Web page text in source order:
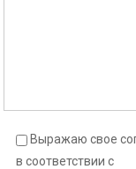
Выражаю свое
в соответствии с